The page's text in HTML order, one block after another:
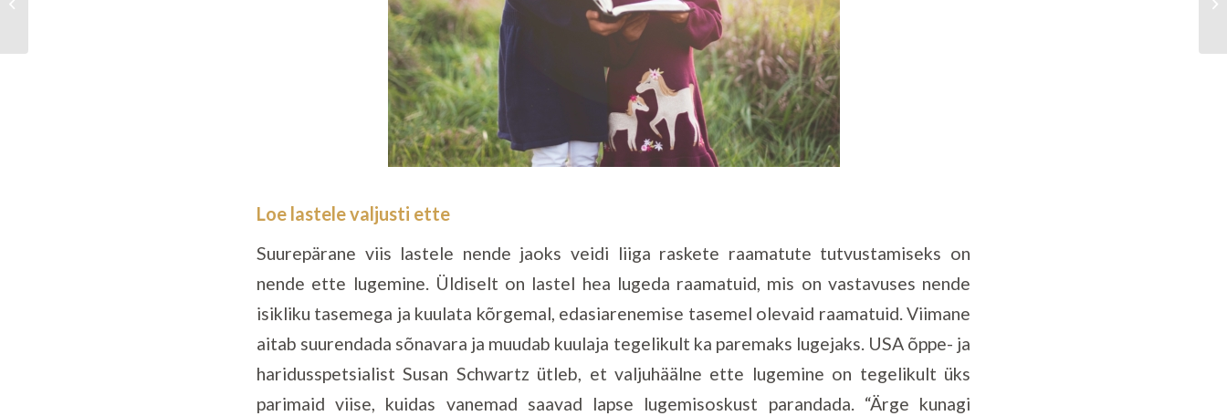
Loe lastele valjusti ette
Suurepärane viis lastele nende jaoks veidi liiga raskete raamatute tutvustamiseks on
nende ette lugemine. Üldiselt on lastel hea lugeda raamatuid, mis on vastavuses nende
isikliku tasemega ja kuulata kõrgemal, edasiarenemise tasemel olevaid raamatuid. Viimane
aitab suurendada sõnavara ja muudab kuulaja tegelikult ka paremaks lugejaks. USA õppe- ja
haridusspetsialist Susan Schwartz ütleb, et valjuhäälne ette lugemine on tegelikult üks
parimaid viise, kuidas vanemad saavad lapse lugemisoskust parandada. “Ärge kunagi